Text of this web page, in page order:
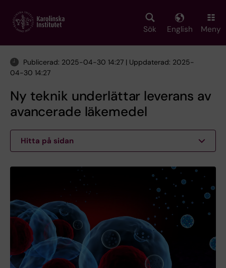
main
Sök English Meny
Publicerad: 2025-04-30 14:27 | Uppdaterad: 2025-
04-30 14:27
Ny teknik underlättar leverans av
avancerade läkemedel
Hitta på sidan